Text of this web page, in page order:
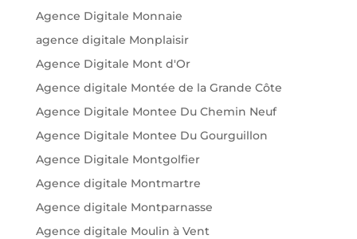
Agence Digitale Monnaie
agence digitale Monplaisir
Agence Digitale Mont d'Or
Agence digitale Montée de la Grande Côte
Agence Digitale Montee Du Chemin Neuf
Agence Digitale Montee Du Gourguillon
Agence Digitale Montgolfier
Agence digitale Montmartre
Agence digitale Montparnasse
Agence digitale Moulin à Vent